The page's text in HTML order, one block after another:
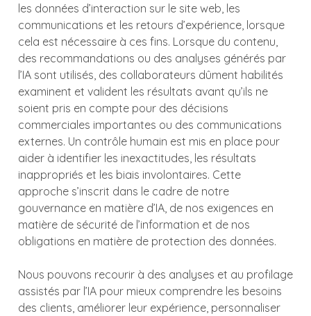
les données d’interaction sur le site web, les
communications et les retours d’expérience, lorsque
cela est nécessaire à ces fins. Lorsque du contenu,
des recommandations ou des analyses générés par
l’IA sont utilisés, des collaborateurs dûment habilités
examinent et valident les résultats avant qu’ils ne
soient pris en compte pour des décisions
commerciales importantes ou des communications
externes. Un contrôle humain est mis en place pour
aider à identifier les inexactitudes, les résultats
inappropriés et les biais involontaires. Cette
approche s’inscrit dans le cadre de notre
gouvernance en matière d’IA, de nos exigences en
matière de sécurité de l’information et de nos
obligations en matière de protection des données.
Nous pouvons recourir à des analyses et au profilage
assistés par l’IA pour mieux comprendre les besoins
des clients, améliorer leur expérience, personnaliser